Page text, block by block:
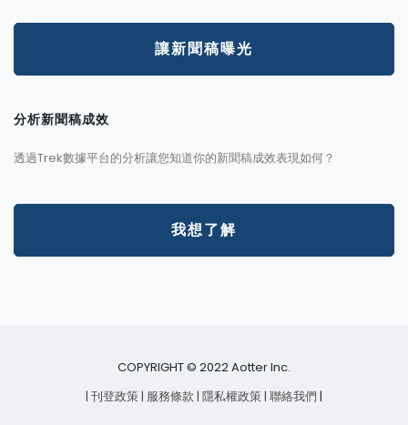
讓新聞稿曝光
分析新聞稿成效
透過Trek數據平台的分析讓您知道你的新聞稿成效表現如何？
我想了解
COPYRIGHT © 2022 Aotter Inc.
| 刊登政策| 服務條款 | 隱私權政策| 聯絡我們 |